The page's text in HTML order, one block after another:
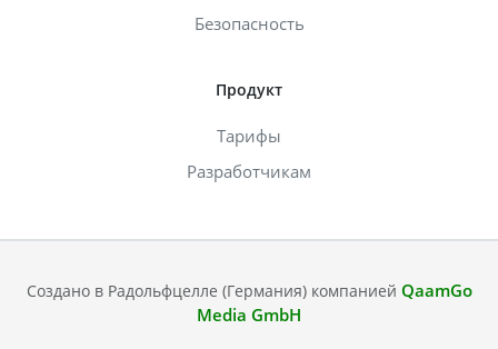
Безопасность
Продукт
Тарифы
Разработчикам
Создано в Радольфцелле (Германия) компанией QaamGo
Media GmbH